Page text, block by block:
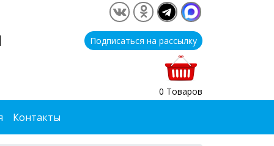
Подписаться на рассылку
0 Товаров
Контакты